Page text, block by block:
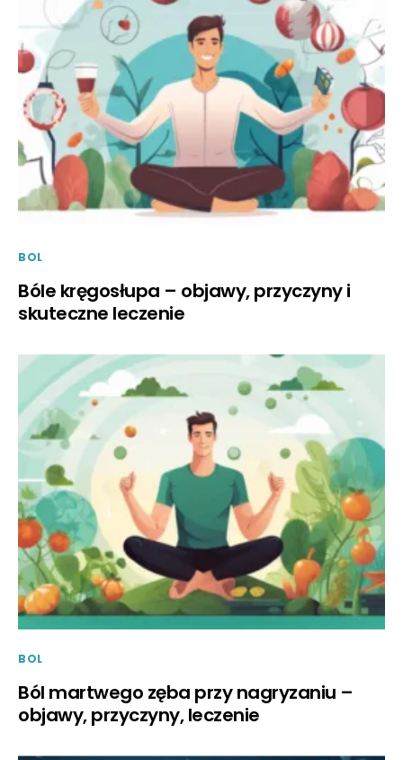
BOL
Bóle kręgosłupa – objawy, przyczyny i
skuteczne leczenie
BOL
Ból martwego zęba przy nagryzaniu –
objawy, przyczyny, leczenie